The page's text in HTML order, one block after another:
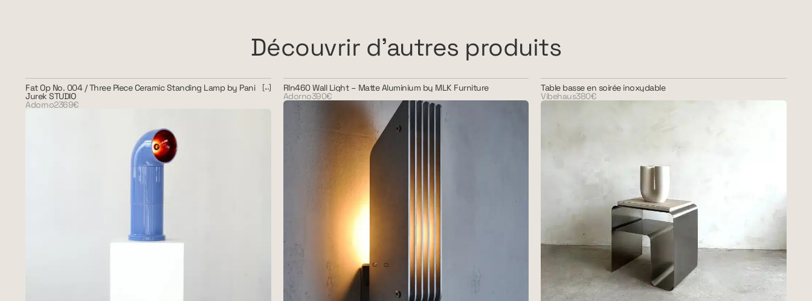
Découvrir d'autres produits
Fat Op No. 004 / Three Piece Ceramic Standing Lamp by Pani
Jurek STUDIO
Adorno2369€
Rln460 Wall Light – Matte Aluminium by MLK Furniture
Adorno390€
Table basse en soirée inoxydable
Vibehaus380€